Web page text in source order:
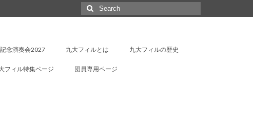
Search
for:
念演奏会2027 九大フィルとは 九大フィルの歴史
フィル特集ページ 団員専用ページ